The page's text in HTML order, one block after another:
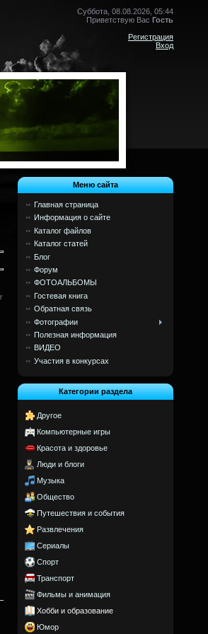
Суббота, 08.08.2026, 05:44
Приветствую Вас Гость
Регистрация
Вход
Меню сайта
Главная страница
Информация о сайте
Каталог файлов
Каталог статей
Блог
Форум
ФОТОАЛЬБОМЫ
Гостевая книга
Обратная связь
Фотографии
Полезная информация
ВИДЕО
Участия в конкурсах
Категории раздела
Другое
Компьютерные игры
Красота и здоровье
Люди и блоги
Музыка
Общество
Путешествия и события
Развлечения
Сериалы
Спорт
Транспорт
Фильмы и анимация
Хобби и образование
Юмор